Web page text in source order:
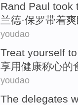
Rand Paul took
兰德·保罗带着
youdao
Treat yourself to
享用健康称心的
youdao
The delegates